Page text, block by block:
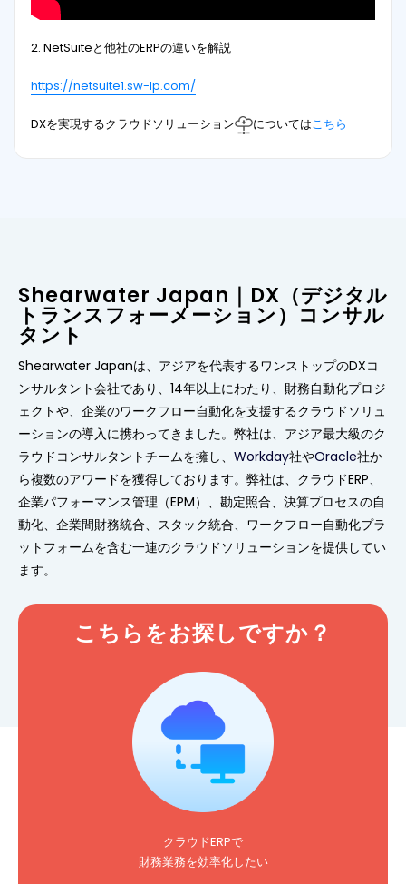
2. NetSuiteと他社のERPの違いを解説
https://netsuite1.sw-lp.com/
DXを実現するクラウドソリューション についてはこちら
Shearwater Japan｜DX（デジタル
トランスフォーメーション）コンサル
タント
Shearwater Japanは、アジアを代表するワンストップのDXコ
ンサルタント会社であり、14年以上にわたり、財務自動化プロジ
ェクトや、企業のワークフロー自動化を支援するクラウドソリュ
ーションの導入に携わってきました。弊社は、アジア最大級のク
ラウドコンサルタントチームを擁し、 Workday社やOracle社か
ら複数のアワードを獲得しております。弊社は、クラウドERP、
企業パフォーマンス管理（EPM）、勘定照合、決算プロセスの自
動化、企業間財務統合、スタック統合、ワークフロー自動化プラ
ットフォームを含む一連のクラウドソリューションを提供してい
ます。
こちらをお探しですか？
クラウドERPで
財務業務を効率化したい